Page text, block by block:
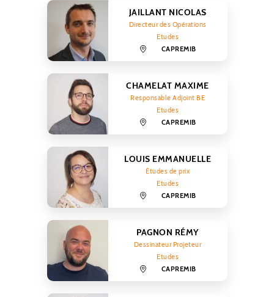
JAILLANT NICOLAS
Directeur des Opérations
Etudes
CAPREMIB
CHAMELAT MAXIME
Responsable Adjoint BE
Etudes
CAPREMIB
LOUIS EMMANUELLE
Études de prix
Etudes
CAPREMIB
PAGNON RÉMY
Dessinateur Projeteur
Etudes
CAPREMIB